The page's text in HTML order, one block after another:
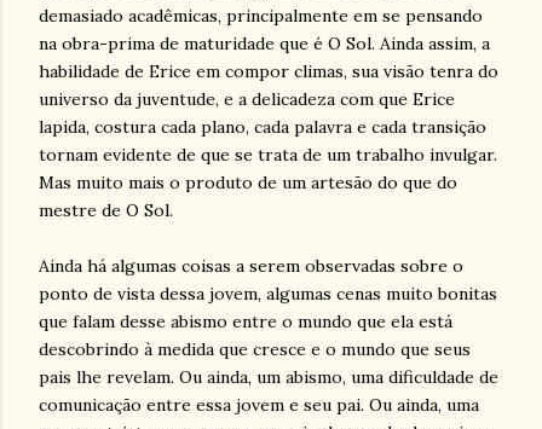
demasiado acadêmicas, principalmente em se pensando
na obra-prima de maturidade que é O Sol. Ainda assim, a
habilidade de Erice em compor climas, sua visão tenra do
universo da juventude, e a delicadeza com que Erice
lapida, costura cada plano, cada palavra e cada transição
tornam evidente de que se trata de um trabalho invulgar.
Mas muito mais o produto de um artesão do que do
mestre de O Sol.
Ainda há algumas coisas a serem observadas sobre o
ponto de vista dessa jovem, algumas cenas muito bonitas
que falam desse abismo entre o mundo que ela está
descobrindo à medida que cresce e o mundo que seus
pais lhe revelam. Ou ainda, um abismo, uma dificuldade de
comunicação entre essa jovem e seu pai. Ou ainda, uma